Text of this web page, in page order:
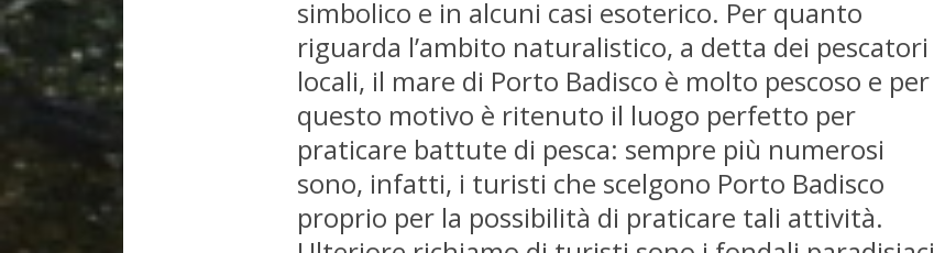
simbolico e in alcuni casi esoterico. Per quanto
riguarda l’ambito naturalistico, a detta dei pescatori
locali, il mare di Porto Badisco è molto pescoso e per
questo motivo è ritenuto il luogo perfetto per
praticare battute di pesca: sempre più numerosi
sono, infatti, i turisti che scelgono Porto Badisco
proprio per la possibilità di praticare tali attività.